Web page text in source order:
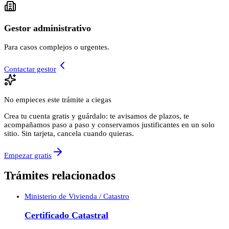
Gestor administrativo
Para casos complejos o urgentes.
Contactar gestor
No empieces este trámite a ciegas
Crea tu cuenta gratis y guárdalo: te avisamos de plazos, te
acompañamos paso a paso y conservamos justificantes en un solo
sitio. Sin tarjeta, cancela cuando quieras.
Empezar gratis
Trámites relacionados
Ministerio de Vivienda / Catastro
Certificado Catastral